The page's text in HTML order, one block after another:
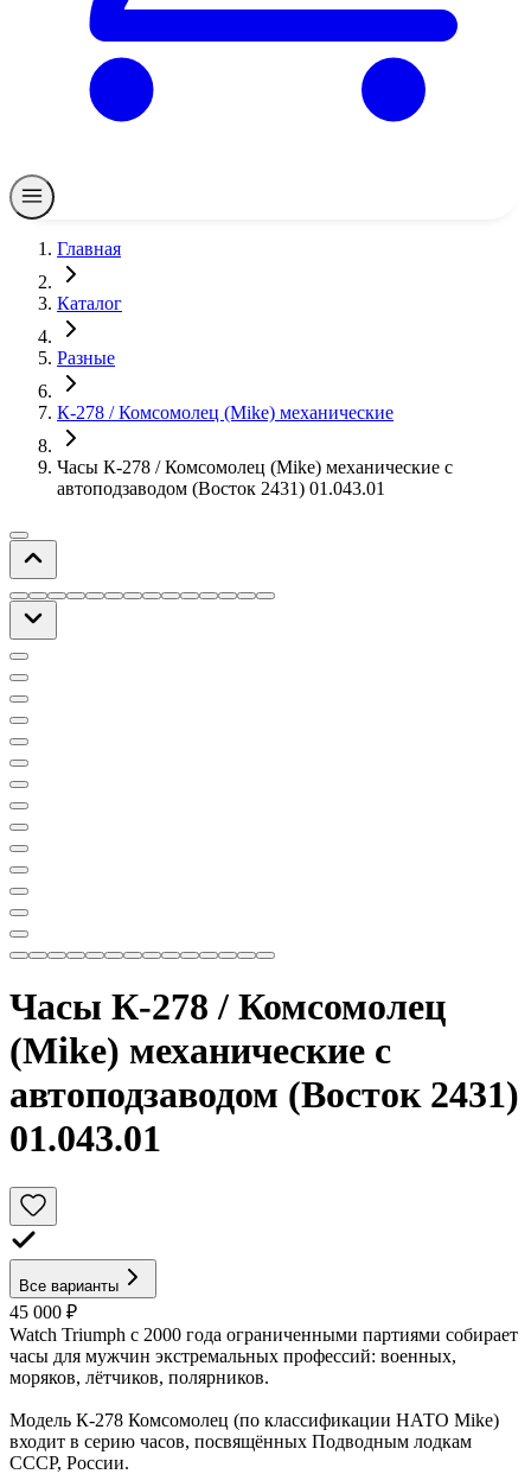
Главная
Каталог
Разные
К-278 / Комсомолец (Mike) механические
Часы К-278 / Комсомолец (Mike) механические с
автоподзаводом (Восток 2431) 01.043.01
Часы К-278 / Комсомолец
(Mike) механические с
автоподзаводом (Восток 2431)
01.043.01
Все варианты
45 000 ₽
Watch Triumph с 2000 года ограниченными партиями собирает
часы для мужчин экстремальных профессий: военных,
моряков, лётчиков, полярников.
Модель К-278 Комсомолец (по классификации НАТО Mike)
входит в серию часов, посвящённых Подводным лодкам
СССР, России.